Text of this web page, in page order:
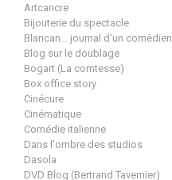
Artcancre
Bijouterie du spectacle
Blancan… journal d'un comédien
Blog sur le doublage
Bogart (La comtesse)
Box office story
Cinécure
Cinématique
Comédie italienne
Dans l'ombre des studios
Dasola
DVD Blog (Bertrand Tavernier)